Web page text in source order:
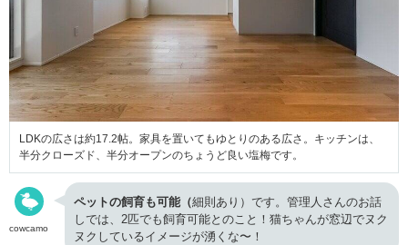
LDKの広さは約17.2帖。家具を置いてもゆとりのある広さ。キッチンは、
半分クローズド、半分オープンのちょうど良い塩梅です。
cowcamo
ペットの飼育も可能（細則あり）です。管理人さんのお話
しでは、2匹でも飼育可能とのこと！猫ちゃんが窓辺でヌク
ヌクしているイメージが湧くな〜！